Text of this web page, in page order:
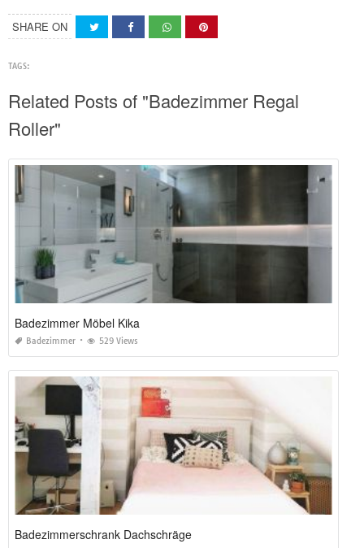
SHARE ON
TAGS:
Related Posts of "Badezimmer Regal
Roller"
Badezimmer Möbel Kika
Badezimmer 529 Views
Badezimmerschrank Dachschräge